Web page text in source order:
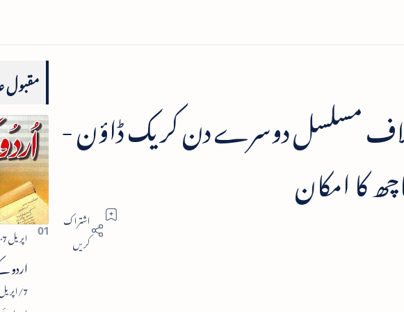
مسلسل دوسرے دن کریک ڈاؤن -
کا امکان
مقبول
اردو
7/